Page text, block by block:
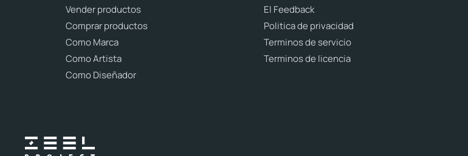
Vender productos
Comprar productos
Como Marca
Como Artista
Como Diseñador
El Feedback
Politica de privacidad
Terminos de servicio
Terminos de licencia